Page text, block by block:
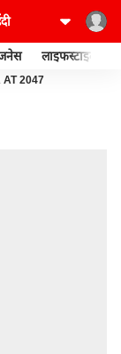
लाइफस्टाइल
AT 2047